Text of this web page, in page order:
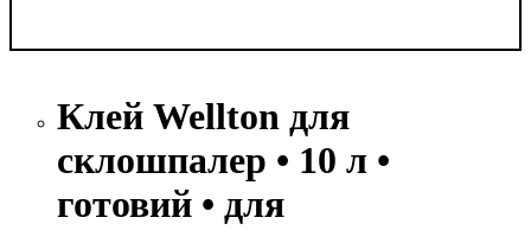
Клей Wellton для
склошпалер • 10 л •
готовий • для